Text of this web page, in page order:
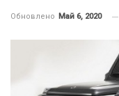
Обновлено Май 6, 2020